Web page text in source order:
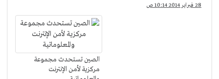
28 فبراير 2014 10:14 ص
الصين تستحدث مجموعة
مركزية لأمن الإنترنت